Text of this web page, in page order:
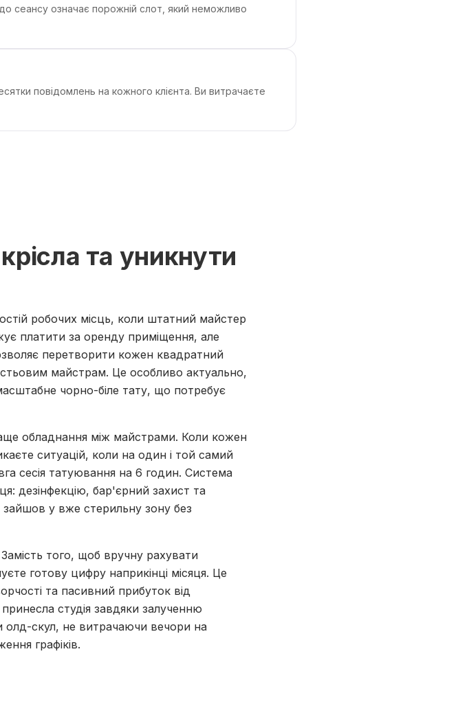
сеансу означає порожній слот, який неможливо
повідомлень на кожного клієнта. Ви витрачаєте
та уникнути
робочих місць, коли штатний майстер
платити за оренду приміщення, але
перетворити кожен квадратний
майстрам. Це особливо актуально,
чорно-біле тату, що потребує
обладнання між майстрами. Коли кожен
ситуацій, коли на один і той самий
сесія татуювання на 6 годин. Система
дезінфекцію, бар'єрний захист та
у вже стерильну зону без
того, щоб вручну рахувати
готову цифру наприкінці місяця. Це
та пасивний прибуток від
студія завдяки залученню
скул, не витрачаючи вечори на
графіків.